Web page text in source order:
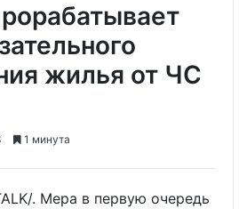
жилья от ЧС
1 минута
. Мера в первую очередь